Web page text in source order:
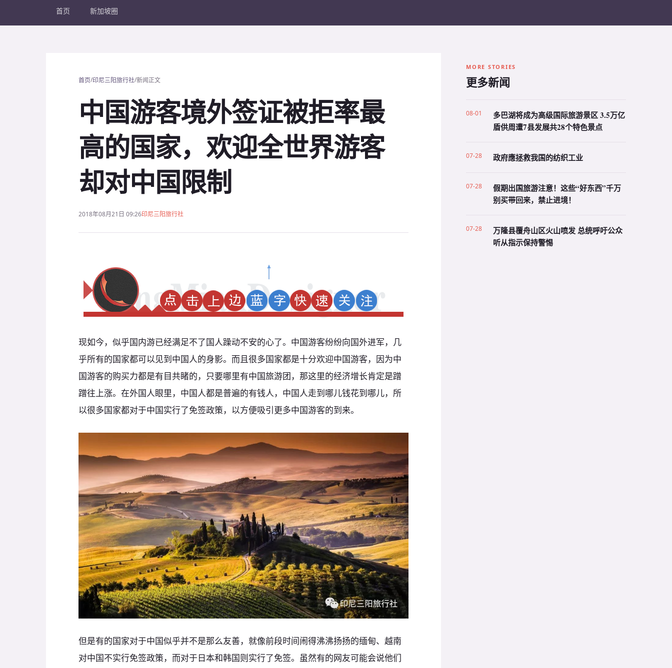
首页 新加坡圈
首页/印尼三阳旅行社/新闻正文
中国游客境外签证被拒率最
高的国家，欢迎全世界游客
却对中国限制
2018年08月21日 09:26印尼三阳旅行社
现如今，似乎国内游已经满足不了国人躁动不安的心了。中国游客纷纷向国外进军，几
乎所有的国家都可以见到中国人的身影。而且很多国家都是十分欢迎中国游客，因为中
国游客的购买力都是有目共睹的，只要哪里有中国旅游团，那这里的经济增长肯定是蹭
蹭往上涨。在外国人眼里，中国人都是普遍的有钱人，中国人走到哪儿钱花到哪儿，所
以很多国家都对于中国实行了免签政策，以方便吸引更多中国游客的到来。
但是有的国家对于中国似乎并不是那么友善，就像前段时间闹得沸沸扬扬的缅甸、越南
对中国不实行免签政策，而对于日本和韩国则实行了免签。虽然有的网友可能会说他们
MORE STORIES
更多新闻
08-01
多巴湖将成为高级国际旅游景区 3.5万亿
盾供周遭7县发展共28个特色景点
07-28 政府應拯救我国的纺织工业
07-28
假期出国旅游注意！这些“好东西”千万
别买带回来，禁止进境！
07-28
万隆县覆舟山区火山喷发 总统呼吁公众
听从指示保持警惕